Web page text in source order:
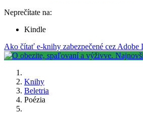
Neprečítate na:
Kindle
Ako čítať e-knihy zabezpečené cez Adobe
Knihy
Beletria
Poézia